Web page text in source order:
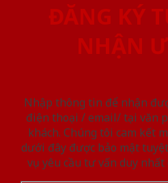
ĐĂNG KÝ
NHẬN
Nhập thông tin để nhận
điện thoại / email/ tại văn
khách. Chúng tôi cam kết
dưới đây được bảo mật
vụ yêu cầu tư vấn duy nhất